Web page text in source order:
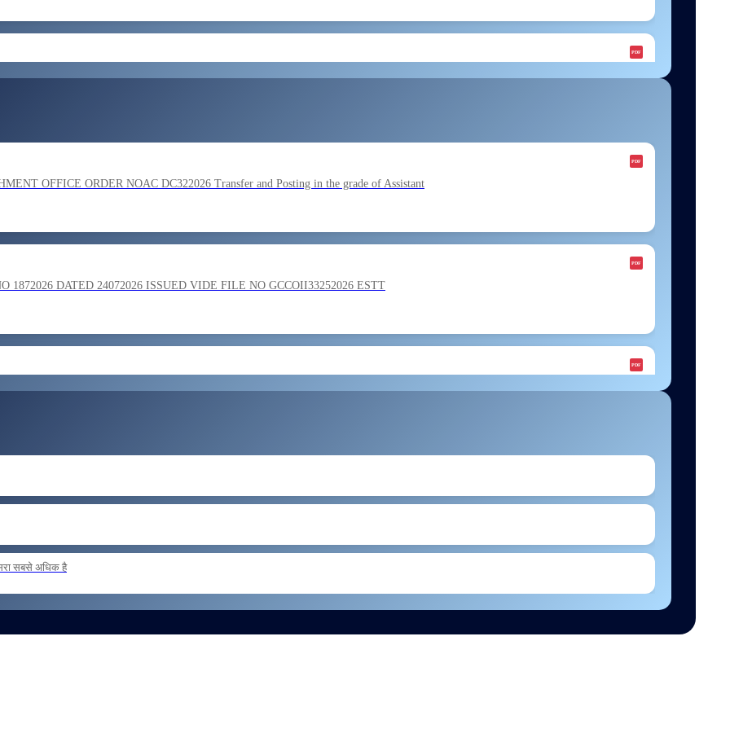
on the basis of result of Combined Graduate Level Examination
by SSC on the basis of result of CombIned Graduate Level E
OFFICE ORDER NOAC DC322026 Transfer and Posting in the grade of Assistant
1872026 DATED 24072026 ISSUED VIDE FILE NO GCCOII33252026 ESTT
basis to formations outside the zone Reg
सबसे अधिक है